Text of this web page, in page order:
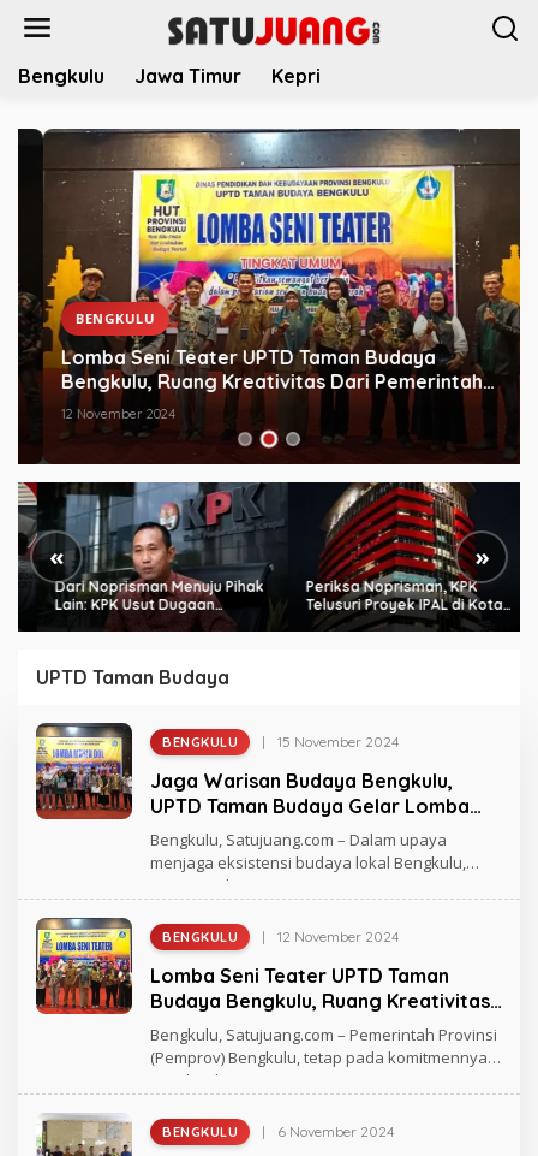
Bengkulu Jawa Timur Kepri
BENGKULU
Lomba Seni Teater UPTD Taman Budaya
Bengkulu, Ruang Kreativitas Dari Pemerintah
Provinsi
12 November 2024
« »
Dari Noprisman Menuju Pihak
Lain: KPK Usut Dugaan
Pengondisian Proyek di
Periksa Noprisman, KPK
Telusuri Proyek IPAL di Kota
Bengkulu
UPTD Taman Budaya
Jaga Warisan Budaya Bengkulu,
UPTD Taman Budaya Gelar Lomba
Musik Dol
BENGKULU | 15 November 2024
O
E
H
R
A
G
H
A
Bengkulu, Satujuang.com – Dalam upaya
menjaga eksistensi budaya lokal Bengkulu,
Pemerintah Provinsi
Lomba Seni Teater UPTD Taman
Budaya Bengkulu, Ruang Kreativitas
Dari Pemerintah Provinsi
BENGKULU | 12 November 2024
O
E
H
R
A
G
H
A
Bengkulu, Satujuang.com – Pemerintah Provinsi
(Pemprov) Bengkulu, tetap pada komitmennya
memberikan ruang
BENGKULU | 6 November 2024
O